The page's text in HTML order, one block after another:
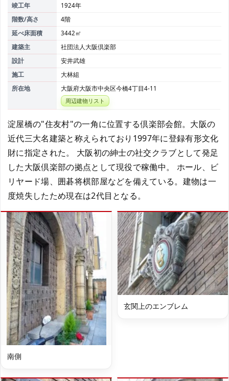
竣工年
1924年
階数/高さ
4階
延べ床面積
3442㎡
建築主
社団法人大阪倶楽部
設計
安井武雄
施工
大林組
所在地
大阪府大阪市中央区今橋4丁目4-11
周辺建物リスト
淀屋橋の"住友村"の一角に位置する倶楽部会館。大阪の
近代三大名建築と称えられており1997年に登録有形文化
財に指定された。 大阪初の紳士の社交クラブとして発足
した大阪倶楽部の拠点として現役で稼働中。 ホール、ビ
リヤード場、囲碁将棋部屋などを備えている。建物は一
度焼失したため現在は2代目となる。
南側
玄関上のエンブレム